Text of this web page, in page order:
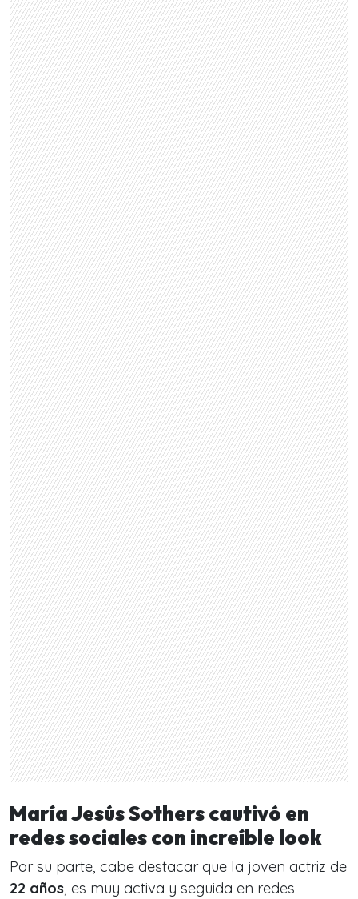
María Jesús Sothers cautivó en
redes sociales con increíble look
Por su parte, cabe destacar que la joven actriz de
22 años, es muy activa y seguida en redes